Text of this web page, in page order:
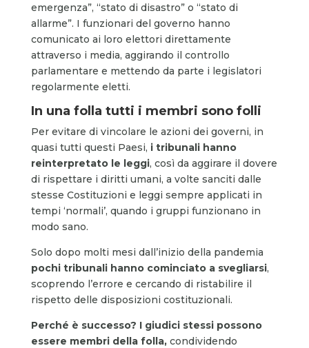
emergenza”, “stato di disastro” o “stato di
allarme”. I funzionari del governo hanno
comunicato ai loro elettori direttamente
attraverso i media, aggirando il controllo
parlamentare e mettendo da parte i legislatori
regolarmente eletti.
In una folla tutti i membri sono folli
Per evitare di vincolare le azioni dei governi, in
quasi tutti questi Paesi, i tribunali hanno
reinterpretato le leggi, così da aggirare il dovere
di rispettare i diritti umani, a volte sanciti dalle
stesse Costituzioni e leggi sempre applicati in
tempi ‘normali’, quando i gruppi funzionano in
modo sano.
Solo dopo molti mesi dall’inizio della pandemia
pochi tribunali hanno cominciato a svegliarsi,
scoprendo l’errore e cercando di ristabilire il
rispetto delle disposizioni costituzionali.
Perché è successo? I giudici stessi possono
essere membri della folla,condividendo